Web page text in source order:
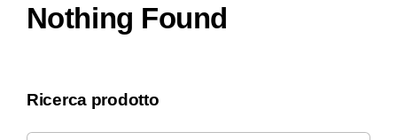
Contatti
Nothing Found
Ricerca prodotto